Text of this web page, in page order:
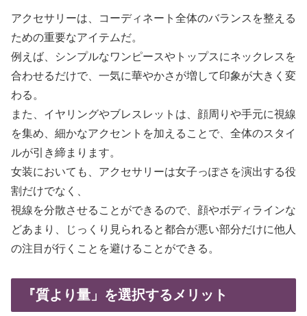
アクセサリーは、コーディネート全体のバランスを整える
ための重要なアイテムだ。
例えば、シンプルなワンピースやトップスにネックレスを
合わせるだけで、一気に華やかさが増して印象が大きく変
わる。
また、イヤリングやブレスレットは、顔周りや手元に視線
を集め、細かなアクセントを加えることで、全体のスタイ
ルが引き締まります。
女装においても、アクセサリーは女子っぽさを演出する役
割だけでなく、
視線を分散させることができるので、顔やボディラインな
どあまり、じっくり見られると都合が悪い部分だけに他人
の注目が行くことを避けることができる。
『質より量」を選択するメリット